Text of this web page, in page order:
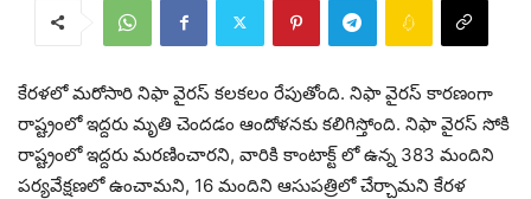
కేరళలో మరోసారి నిఫా వైరస్ కలకలం రేపుతోంది. నిఫా వైరస్ కారణంగా
రాష్ట్రంలో ఇద్దరు మృతి చెంద‌డం ఆందోళ‌న‌కు క‌లిగిస్తోంది. నిఫా వైరస్ సోకి
రాష్ట్రంలో ఇద్దరు మరణించారని, వారికి కాంటాక్ట్ లో ఉన్న 383 మందిని
పర్యవేక్షణలో ఉంచామని, 16 మందిని ఆసుపత్రిలో చేర్చామని కేరళ